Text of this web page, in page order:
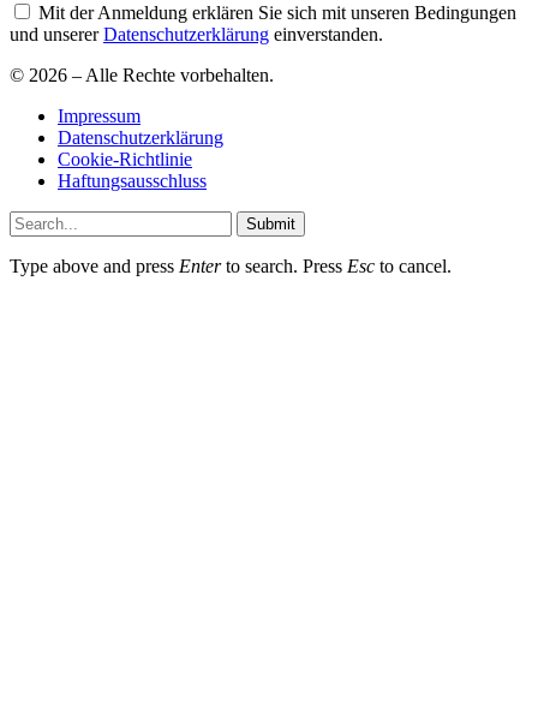
Mit der Anmeldung erklären Sie sich mit unseren Bedingungen
und unsererDatenschutzerklärung einverstanden.
© 2026 – Alle Rechte vorbehalten.
Impressum
Datenschutzerklärung
Cookie-Richtlinie
Haftungsausschluss
Submit
Type above and press Enterto search. Press Esc to cancel.